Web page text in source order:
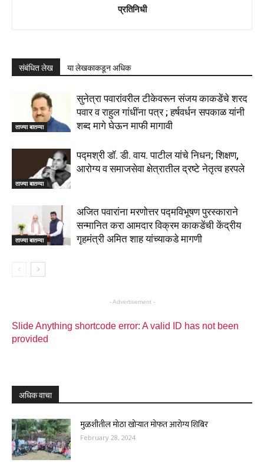
प्रतिनिधी
संबंधित लेख या लेखकाकडून अधिक
ताज्या बातम्या
सुनेत्रा पवारांवरील टीकेवरून संजय काकडेंचे शरद
पवार व राहुल गांधींना पत्र ; हर्षवर्धन सपकाळ यांनी
शब्द मागे घेऊन माफी मागावी
ताज्या बातम्या
पद्मश्री डॉ. डी. वाय. पाटील यांचे निधन; शिक्षण,
आरोग्य व समाजसेवा क्षेत्रातील द्रष्टे नेतृत्व हरपले
ताज्या बातम्या
अजित पवारांना मरणोत्तर पद्मविभूषण पुरस्काराने
सन्मानित करा आमदार विक्रम काकडेंची केंद्रीय
गृहमंत्री अमित शाह यांच्याकडे मागणी
- Advertisement -
Slide Anything shortcode error: A valid ID has not been
provided
अधिक वाचा
मुळशीतील मोठा खोऱ्यात मोफत आरोग्य शिबिर
February 28, 2024